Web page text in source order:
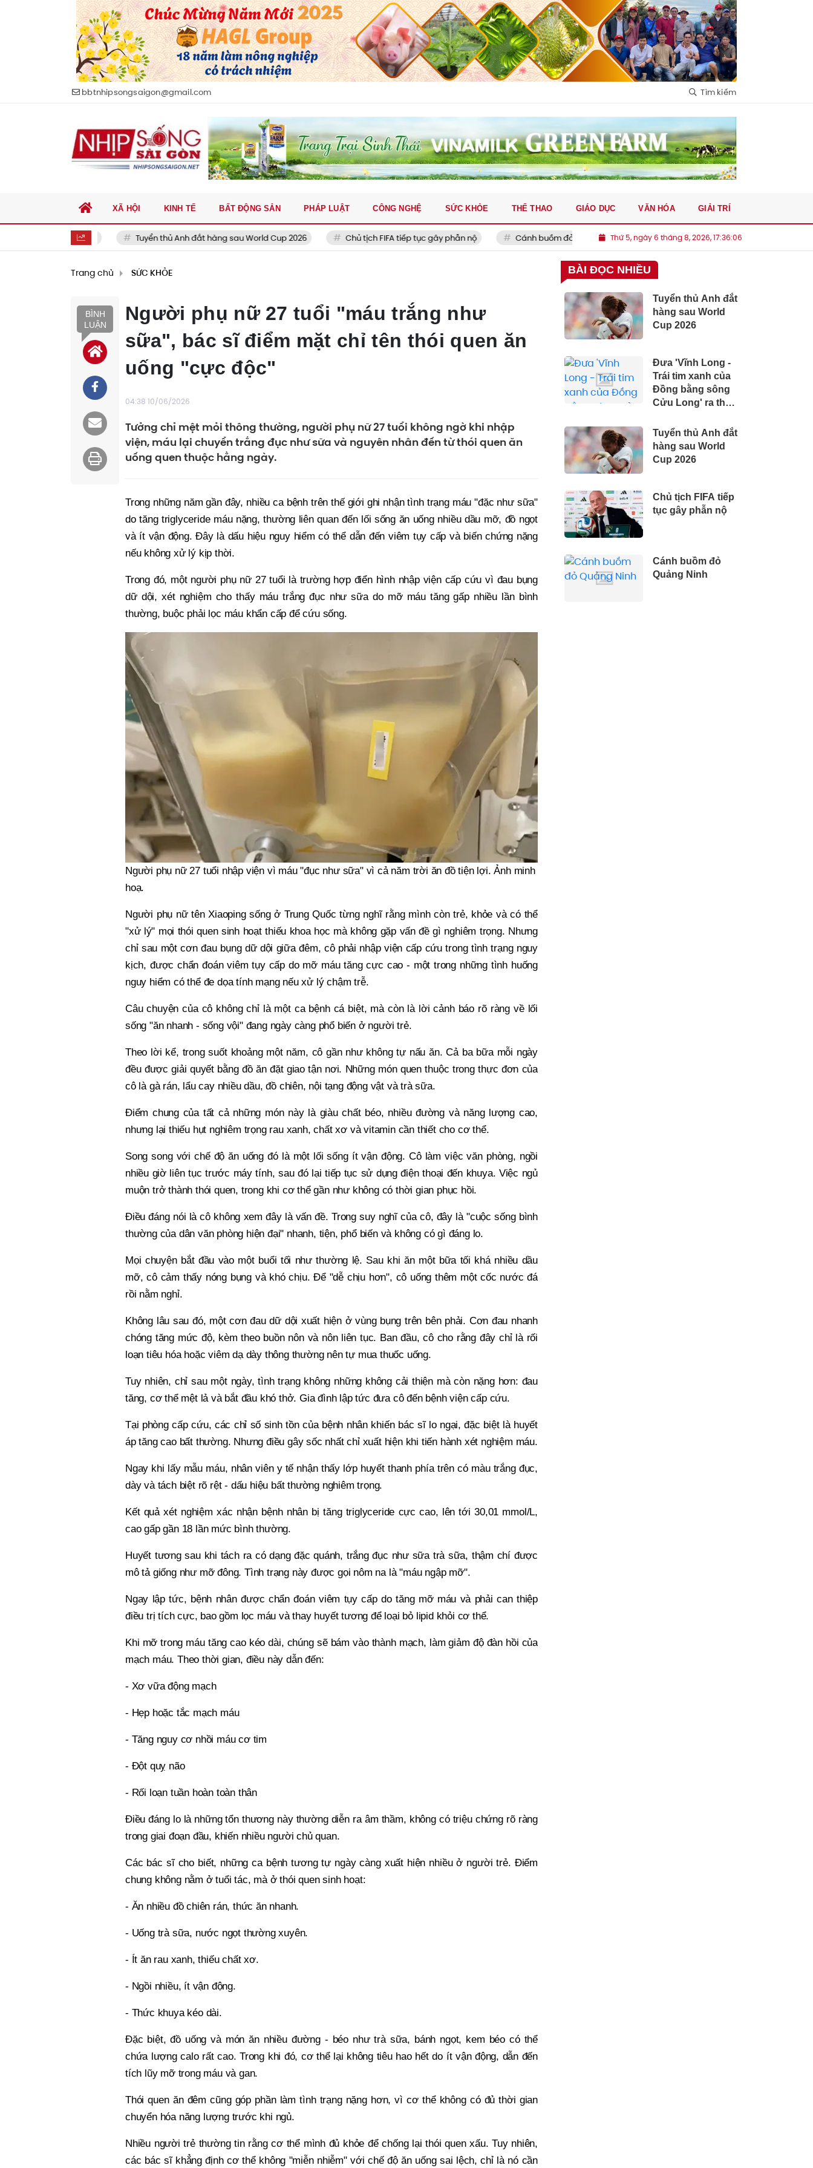
bbtnhipsongsaigon@gmail.com Tìm kiếm
Tuyển thủ Anh đắt hàng sau World Cup 2026 Chủ tịch FIFA tiếp tục gây phẫn nộ Cánh buồm đỏ Quảng Ninh Thu chục nghìn tỷ từ bán vé số, công ty xổ số chi
Thứ 5, ngày 6 tháng 8, 2026, 17:36:07
XÃ HỘI KINH TẾ BẤT ĐỘNG SẢN PHÁP LUẬT CÔNG NGHỆ SỨC KHỎE THỂ THAO GIÁO DỤC VĂN HÓA GIẢI TRÍ
Trang chủ SỨC KHỎE
BÌNH
LUẬN
Người phụ nữ 27 tuổi "máu trắng như
sữa", bác sĩ điểm mặt chỉ tên thói quen ăn
uống "cực độc"
04:38 10/06/2026
Tưởng chỉ mệt mỏi thông thường, người phụ nữ 27 tuổi không ngờ khi nhập
viện, máu lại chuyển trắng đục như sữa và nguyên nhân đến từ thói quen ăn
uống quen thuộc hằng ngày.
Trong những năm gần đây, nhiều ca bệnh trên thế giới ghi nhận tình trạng máu "đặc như sữa"
do tăng triglyceride máu nặng, thường liên quan đến lối sống ăn uống nhiều dầu mỡ, đồ ngọt
và ít vận động. Đây là dấu hiệu nguy hiểm có thể dẫn đến viêm tụy cấp và biến chứng nặng
nếu không xử lý kịp thời.
Trong đó, một người phụ nữ 27 tuổi là trường hợp điển hình nhập viện cấp cứu vì đau bụng
dữ dội, xét nghiệm cho thấy máu trắng đục như sữa do mỡ máu tăng gấp nhiều lần bình
thường, buộc phải lọc máu khẩn cấp để cứu sống.
Người phụ nữ 27 tuổi nhập viện vì máu "đục như sữa" vì cả năm trời ăn đồ tiện lợi. Ảnh minh
hoạ.
Người phụ nữ tên Xiaoping sống ở Trung Quốc từng nghĩ rằng mình còn trẻ, khỏe và có thể
"xử lý" mọi thói quen sinh hoạt thiếu khoa học mà không gặp vấn đề gì nghiêm trọng. Nhưng
chỉ sau một cơn đau bụng dữ dội giữa đêm, cô phải nhập viện cấp cứu trong tình trạng nguy
kịch, được chẩn đoán viêm tụy cấp do mỡ máu tăng cực cao - một trong những tình huống
nguy hiểm có thể đe dọa tính mạng nếu xử lý chậm trễ.
Câu chuyện của cô không chỉ là một ca bệnh cá biệt, mà còn là lời cảnh báo rõ ràng về lối
sống "ăn nhanh - sống vội" đang ngày càng phổ biến ở người trẻ.
Theo lời kể, trong suốt khoảng một năm, cô gần như không tự nấu ăn. Cả ba bữa mỗi ngày
đều được giải quyết bằng đồ ăn đặt giao tận nơi. Những món quen thuộc trong thực đơn của
cô là gà rán, lẩu cay nhiều dầu, đồ chiên, nội tạng động vật và trà sữa.
Điểm chung của tất cả những món này là giàu chất béo, nhiều đường và năng lượng cao,
nhưng lại thiếu hụt nghiêm trọng rau xanh, chất xơ và vitamin cần thiết cho cơ thể.
Song song với chế độ ăn uống đó là một lối sống ít vận động. Cô làm việc văn phòng, ngồi
nhiều giờ liên tục trước máy tính, sau đó lại tiếp tục sử dụng điện thoại đến khuya. Việc ngủ
muộn trở thành thói quen, trong khi cơ thể gần như không có thời gian phục hồi.
Điều đáng nói là cô không xem đây là vấn đề. Trong suy nghĩ của cô, đây là "cuộc sống bình
thường của dân văn phòng hiện đại" nhanh, tiện, phổ biến và không có gì đáng lo.
Mọi chuyện bắt đầu vào một buổi tối như thường lệ. Sau khi ăn một bữa tối khá nhiều dầu
mỡ, cô cảm thấy nóng bụng và khó chịu. Để "dễ chịu hơn", cô uống thêm một cốc nước đá
rồi nằm nghỉ.
Không lâu sau đó, một cơn đau dữ dội xuất hiện ở vùng bụng trên bên phải. Cơn đau nhanh
chóng tăng mức độ, kèm theo buồn nôn và nôn liên tục. Ban đầu, cô cho rằng đây chỉ là rối
loạn tiêu hóa hoặc viêm dạ dày thông thường nên tự mua thuốc uống.
Tuy nhiên, chỉ sau một ngày, tình trạng không những không cải thiện mà còn nặng hơn: đau
tăng, cơ thể mệt lả và bắt đầu khó thở. Gia đình lập tức đưa cô đến bệnh viện cấp cứu.
Tại phòng cấp cứu, các chỉ số sinh tồn của bệnh nhân khiến bác sĩ lo ngại, đặc biệt là huyết
áp tăng cao bất thường. Nhưng điều gây sốc nhất chỉ xuất hiện khi tiến hành xét nghiệm máu.
Ngay khi lấy mẫu máu, nhân viên y tế nhận thấy lớp huyết thanh phía trên có màu trắng đục,
dày và tách biệt rõ rệt - dấu hiệu bất thường nghiêm trọng.
Kết quả xét nghiệm xác nhận bệnh nhân bị tăng triglyceride cực cao, lên tới 30,01 mmol/L,
cao gấp gần 18 lần mức bình thường.
Huyết tương sau khi tách ra có dạng đặc quánh, trắng đục như sữa trà sữa, thậm chí được
mô tả giống như mỡ đông. Tình trạng này được gọi nôm na là "máu ngập mỡ".
Ngay lập tức, bệnh nhân được chẩn đoán viêm tụy cấp do tăng mỡ máu và phải can thiệp
điều trị tích cực, bao gồm lọc máu và thay huyết tương để loại bỏ lipid khỏi cơ thể.
Khi mỡ trong máu tăng cao kéo dài, chúng sẽ bám vào thành mạch, làm giảm độ đàn hồi của
mạch máu. Theo thời gian, điều này dẫn đến:
- Xơ vữa động mạch
- Hẹp hoặc tắc mạch máu
- Tăng nguy cơ nhồi máu cơ tim
- Đột quỵ não
- Rối loạn tuần hoàn toàn thân
Điều đáng lo là những tổn thương này thường diễn ra âm thầm, không có triệu chứng rõ ràng
trong giai đoạn đầu, khiến nhiều người chủ quan.
Các bác sĩ cho biết, những ca bệnh tương tự ngày càng xuất hiện nhiều ở người trẻ. Điểm
chung không nằm ở tuổi tác, mà ở thói quen sinh hoạt:
- Ăn nhiều đồ chiên rán, thức ăn nhanh.
- Uống trà sữa, nước ngọt thường xuyên.
- Ít ăn rau xanh, thiếu chất xơ.
- Ngồi nhiều, ít vận động.
- Thức khuya kéo dài.
Đặc biệt, đồ uống và món ăn nhiều đường - béo như trà sữa, bánh ngọt, kem béo có thể
chứa lượng calo rất cao. Trong khi đó, cơ thể lại không tiêu hao hết do ít vận động, dẫn đến
tích lũy mỡ trong máu và gan.
Thói quen ăn đêm cũng góp phần làm tình trạng nặng hơn, vì cơ thể không có đủ thời gian
chuyển hóa năng lượng trước khi ngủ.
Nhiều người trẻ thường tin rằng cơ thể mình đủ khỏe để chống lại thói quen xấu. Tuy nhiên,
các bác sĩ khẳng định cơ thể không "miễn nhiễm" với chế độ ăn uống sai lệch, chỉ là nó cần
BÀI ĐỌC NHIỀU
Tuyển thủ Anh đắt
hàng sau World
Cup 2026
Đưa 'Vĩnh Long -
Trái tim xanh của
Đồng bằng sông
Cửu Long' ra thế
Tuyển thủ Anh đắt
hàng sau World
Cup 2026
Chủ tịch FIFA tiếp
tục gây phẫn nộ
Cánh buồm đỏ
Quảng Ninh